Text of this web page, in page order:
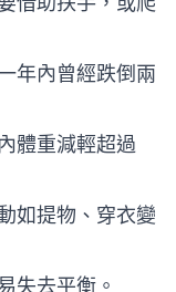
年內曾經跌倒兩
體重減輕超過
如提物、穿衣變
失去平衡。